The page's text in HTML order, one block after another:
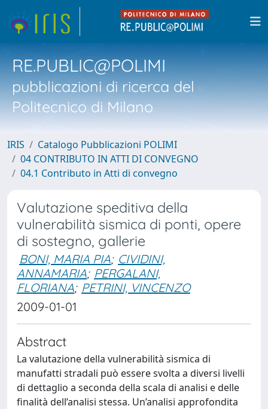
RE.PUBLIC@POLIMI
pubblicazioni di ricerca del
Politecnico di Milano
IRIS
Catalogo Pubblicazioni POLIMI
04 CONTRIBUTO IN ATTI DI CONVEGNO
04.1 Contributo in Atti di convegno
Valutazione speditiva della
vulnerabilità sismica di ponti, opere
di sostegno, gallerie
BONI, MARIA PIA; CIVIDINI,
ANNAMARIA; PERGALANI,
FLORIANA; PETRINI, VINCENZO
2009-01-01
Abstract
La valutazione della vulnerabilità sismica di
manufatti stradali può essere svolta a diversi livelli
di dettaglio a seconda della scala di analisi e delle
finalità dell’analisi stessa. Un’analisi approfondita